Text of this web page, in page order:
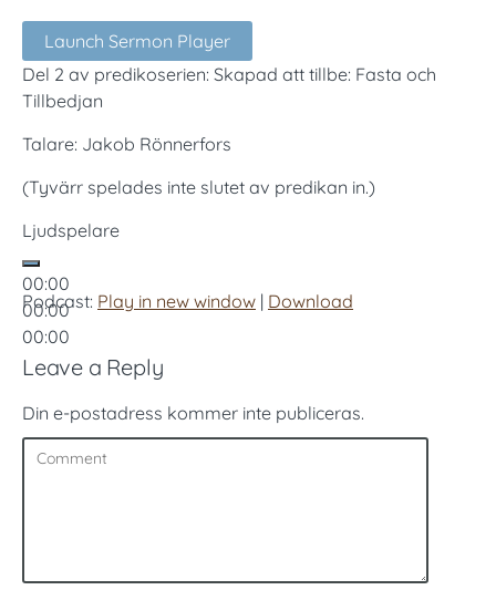
Launch Sermon Player
Del 2 av predikoserien: Skapad att tillbe: Fasta och
Tillbedjan
Talare: Jakob Rönnerfors
(Tyvärr spelades inte slutet av predikan in.)
Ljudspelare
00:00
00:00
00:00
Podcast: Play in new window | Download
Leave a Reply
Din e-postadress kommer inte publiceras.